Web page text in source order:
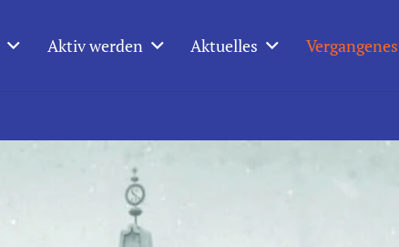
Aktiv werden Aktuelles Vergangenes